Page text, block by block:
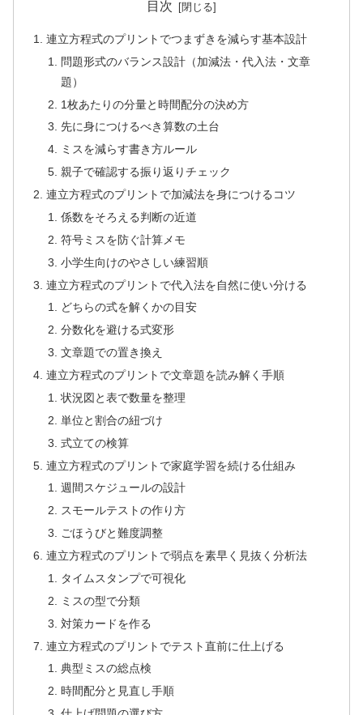
目次
連立方程式のプリントでつまずきを減らす基本設計
問題形式のバランス設計（加減法・代入法・文章
題）
1枚あたりの分量と時間配分の決め方
先に身につけるべき算数の土台
ミスを減らす書き方ルール
親子で確認する振り返りチェック
連立方程式のプリントで加減法を身につけるコツ
係数をそろえる判断の近道
符号ミスを防ぐ計算メモ
小学生向けのやさしい練習順
連立方程式のプリントで代入法を自然に使い分ける
どちらの式を解くかの目安
分数化を避ける式変形
文章題での置き換え
連立方程式のプリントで文章題を読み解く手順
状況図と表で数量を整理
単位と割合の紐づけ
式立ての検算
連立方程式のプリントで家庭学習を続ける仕組み
週間スケジュールの設計
スモールテストの作り方
ごほうびと難度調整
連立方程式のプリントで弱点を素早く見抜く分析法
タイムスタンプで可視化
ミスの型で分類
対策カードを作る
連立方程式のプリントでテスト直前に仕上げる
典型ミスの総点検
時間配分と見直し手順